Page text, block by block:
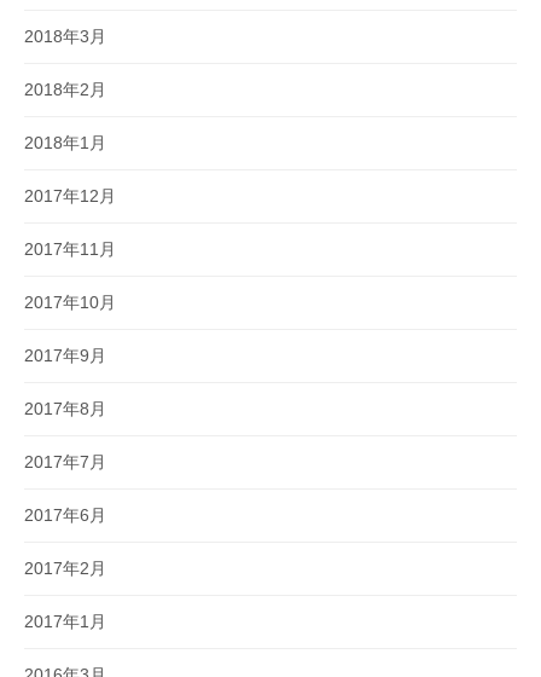
2018年3月
2018年2月
2018年1月
2017年12月
2017年11月
2017年10月
2017年9月
2017年8月
2017年7月
2017年6月
2017年2月
2017年1月